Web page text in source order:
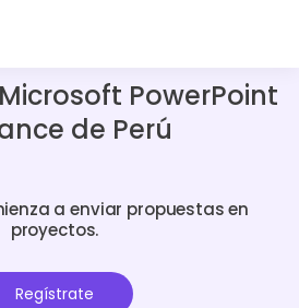
PowerPoint
de Perú
a enviar propuestas en
proyectos.
Regístrate